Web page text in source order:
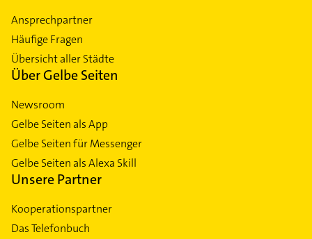
Ansprechpartner
Häufige Fragen
Übersicht aller Städte
Über Gelbe Seiten
Newsroom
Gelbe Seiten als App
Gelbe Seiten für Messenger
Gelbe Seiten als Alexa Skill
Unsere Partner
Kooperationspartner
Das Telefonbuch